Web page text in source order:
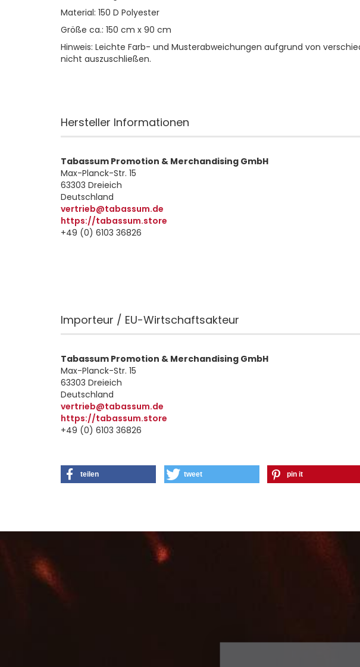
Material: 150 D Polyester
Größe ca.: 150 cm x 90 cm
Hinweis: Leichte Farb- und Musterabweichungen aufgrund von
nicht auszuschließen.
Hersteller Informationen
Tabassum Promotion & Merchandising GmbH
Max-Planck-Str. 15
63303 Dreieich
Deutschland
vertrieb@tabassum.de
https://tabassum.store
+49 (0) 6103 36826
Importeur / EU-Wirtschaftsakteur
Tabassum Promotion & Merchandising GmbH
Max-Planck-Str. 15
63303 Dreieich
Deutschland
vertrieb@tabassum.de
https://tabassum.store
+49 (0) 6103 36826
teilen tweet pin it